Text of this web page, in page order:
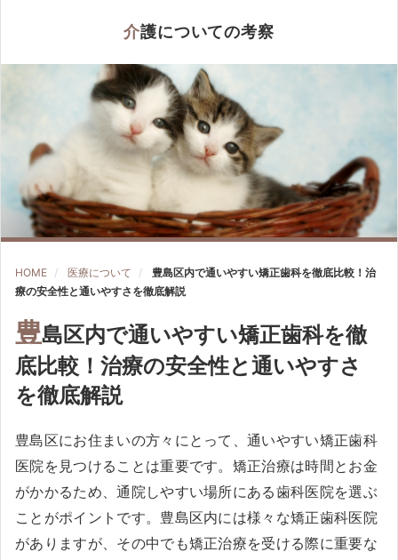
介護についての考察
HOME 医療について
豊島区内で通いやすい矯正歯科を徹底比較！治
療の安全性と通いやすさを徹底解説
豊島区内で通いやすい矯正歯科を徹
底比較！治療の安全性と通いやすさ
を徹底解説
豊島区にお住まいの方々にとって、通いやすい矯正歯科
医院を見つけることは重要です。矯正治療は時間とお金
がかかるため、通院しやすい場所にある歯科医院を選ぶ
ことがポイントです。豊島区内には様々な矯正歯科医院
がありますが、その中でも矯正治療を受ける際に重要な